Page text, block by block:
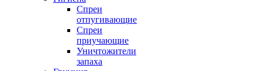
Спреи
отпугивающие
Спреи
приучающие
Уничтожители
запаха